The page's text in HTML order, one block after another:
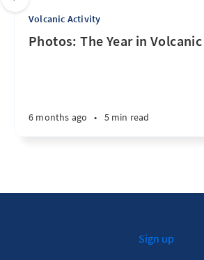
Volcanic Activity
Photos: The Year in
6 months ago • 5 min read
Sign up